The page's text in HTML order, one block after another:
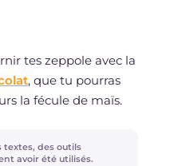
tes zeppole avec la
, que tu pourras
la fécule de maïs.
textes, des outils
avoir été utilisés.